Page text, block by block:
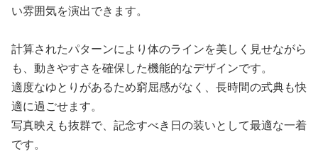
い雰囲気を演出できます。
計算されたパターンにより体のラインを美しく見せながら
も、動きやすさを確保した機能的なデザインです。
適度なゆとりがあるため窮屈感がなく、長時間の式典も快
適に過ごせます。
写真映えも抜群で、記念すべき日の装いとして最適な一着
です。